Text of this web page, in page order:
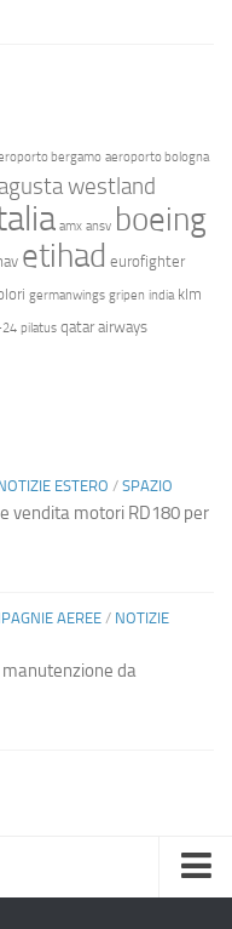
bergamo aeroporto bologna
agusta westland
amx ansv boeing
etihad eurofighter
germanwings gripen india klm
pilatus qatar airways
ESTERO / SPAZIO
vendita motori RD180 per
AEREE/ NOTIZIE
da